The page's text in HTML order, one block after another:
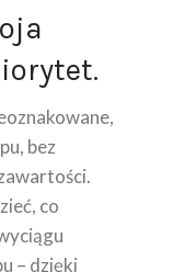
bez
co
– dzięki